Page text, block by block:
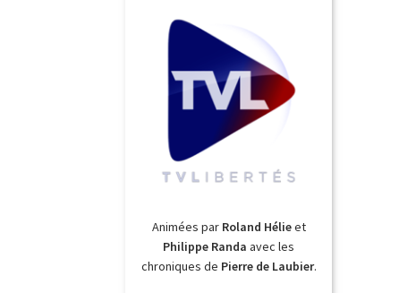
Animées par Roland Hélieet
Philippe Randa avec les
chroniques de Pierre de Laubier.